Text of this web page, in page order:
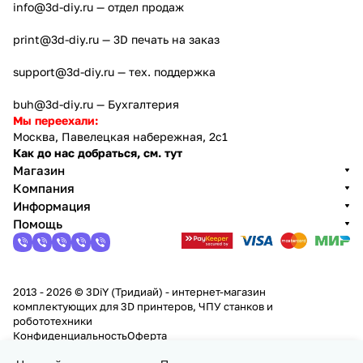
info@3d-diy.ru — отдел продаж
print@3d-diy.ru — 3D печать на заказ
support@3d-diy.ru — тех. поддержка
buh@3d-diy.ru — Бухгалтерия
Мы переехали:
Москва, Павелецкая набережная, 2с1
Как до нас добраться, см. тут
Магазин
Компания
Информация
Помощь
2013 - 2026 © 3DiY (Тридиай) - интернет-магазин
комплектующих для 3D принтеров, ЧПУ станков и
робототехники
КонфиденциальностьОферта